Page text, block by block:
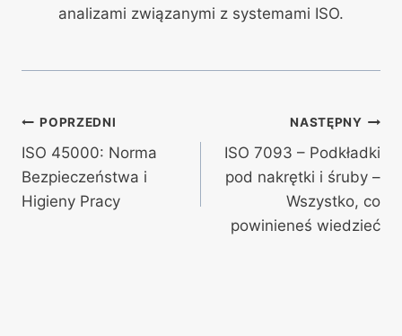
analizami związanymi z systemami ISO.
Nawigacja
wpisu
POPRZEDNI
ISO 45000: Norma
Bezpieczeństwa i
Higieny Pracy
NASTĘPNY
ISO 7093 – Podkładki
pod nakrętki i śruby –
Wszystko, co
powinieneś wiedzieć